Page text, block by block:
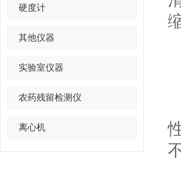
硬度计
其他仪器
实验室仪器
农药残留检测仪
离心机